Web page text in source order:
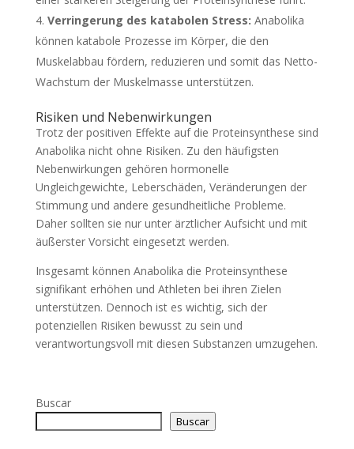
Verringerung des katabolen Stress: Anabolika
können katabole Prozesse im Körper, die den
Muskelabbau fördern, reduzieren und somit das Netto-
Wachstum der Muskelmasse unterstützen.
Risiken und Nebenwirkungen
Trotz der positiven Effekte auf die Proteinsynthese sind
Anabolika nicht ohne Risiken. Zu den häufigsten
Nebenwirkungen gehören hormonelle
Ungleichgewichte, Leberschäden, Veränderungen der
Stimmung und andere gesundheitliche Probleme.
Daher sollten sie nur unter ärztlicher Aufsicht und mit
äußerster Vorsicht eingesetzt werden.
Insgesamt können Anabolika die Proteinsynthese
signifikant erhöhen und Athleten bei ihren Zielen
unterstützen. Dennoch ist es wichtig, sich der
potenziellen Risiken bewusst zu sein und
verantwortungsvoll mit diesen Substanzen umzugehen.
Buscar
Buscar